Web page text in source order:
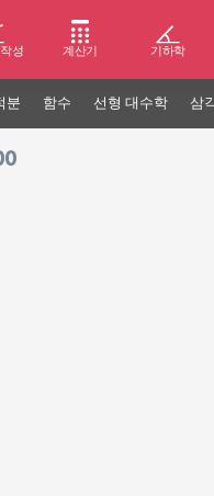
성 계산기 기하학
분 함수 선형 대수학 삼